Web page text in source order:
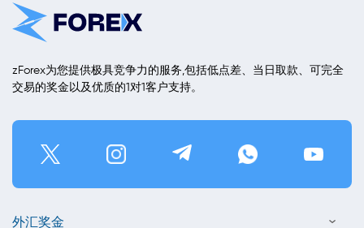
zForex为您提供极具竞争力的服务,包括低点差、当日取款、可完全
交易的奖金以及优质的1对1客户支持。
外汇奖金